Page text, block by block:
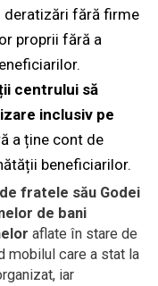
deratizări fără firme
proprii fără a
centrului să
inclusiv pe
a ține cont de
beneficiarilor.
fratele său Godei
de bani
aflate în stare de
mobilul care a stat la
iar